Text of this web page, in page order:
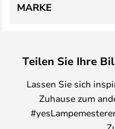
MARKE
Teilen Sie Ihre
Lassen Sie sich
Zuhause zum